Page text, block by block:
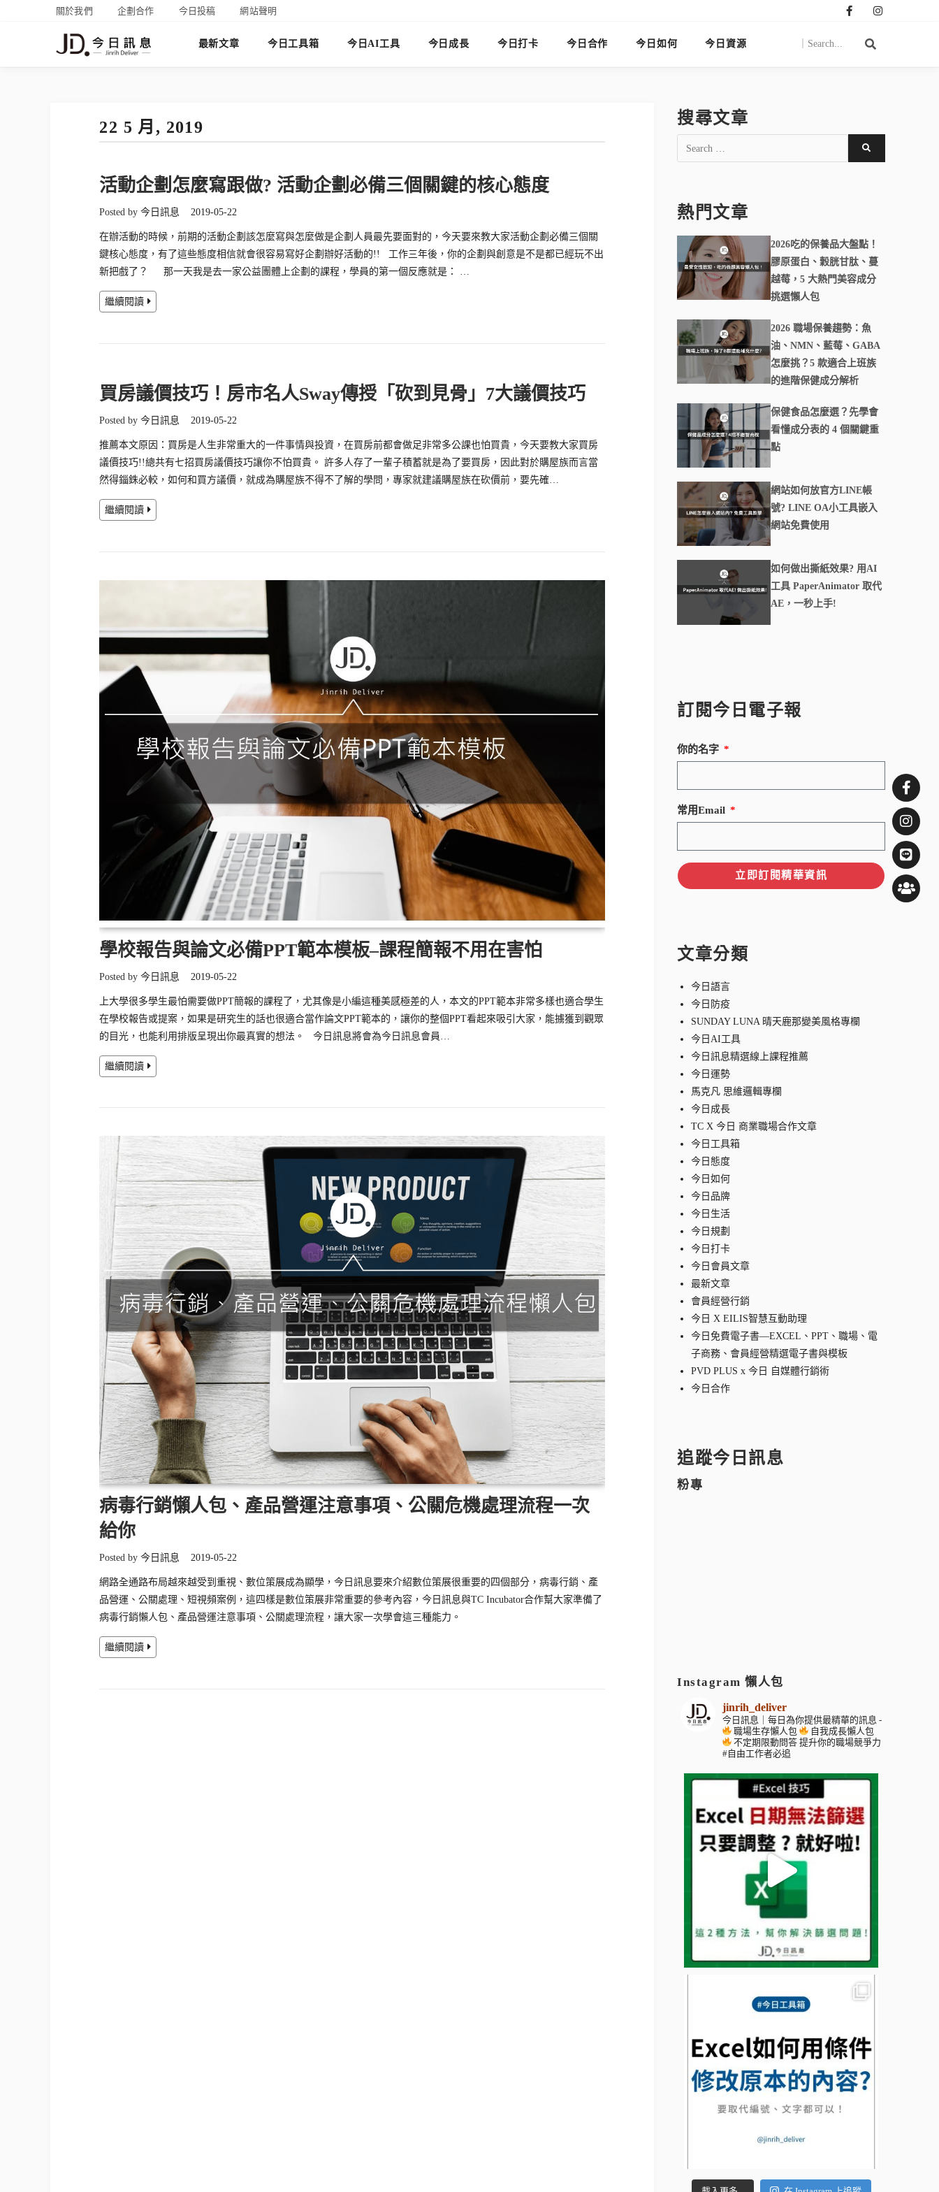
關於我們 企劃合作 今日投稿 網站聲明
最新文章 今日工具箱 今日AI工具 今日成長 今日打卡 今日合作 今日如何 今日資源
22 5 月, 2019
活動企劃怎麼寫跟做? 活動企劃必備三個關鍵的核心態度
Posted by今日訊息 2019-05-22
在辦活動的時候，前期的活動企劃該怎麼寫與怎麼做是企劃人員最先要面對的，今天要來教大家活動企劃必備三個關
鍵核心態度，有了這些態度相信就會很容易寫好企劃辦好活動的!! 工作三年後，你的企劃與創意是不是都已經玩不出
新把戲了？ 那一天我是去一家公益團體上企劃的課程，學員的第一個反應就是： …
繼續閱讀
買房議價技巧！房市名人Sway傳授「砍到見骨」7大議價技巧
Posted by今日訊息 2019-05-22
推薦本文原因：買房是人生非常重大的一件事情與投資，在買房前都會做足非常多公課也怕買貴，今天要教大家買房
議價技巧!!總共有七招買房議價技巧讓你不怕買貴。 許多人存了一輩子積蓄就是為了要買房，因此對於購屋族而言當
然得錙銖必較，如何和買方議價，就成為購屋族不得不了解的學問，專家就建議購屋族在砍價前，要先確…
繼續閱讀
學校報告與論文必備PPT範本模板–課程簡報不用在害怕
Posted by今日訊息 2019-05-22
上大學很多學生最怕需要做PPT簡報的課程了，尤其像是小編這種美感極差的人，本文的PPT範本非常多樣也適合學生
在學校報告或提案，如果是研究生的話也很適合當作論文PPT範本的，讓你的整個PPT看起來吸引大家，能擄獲到觀眾
的目光，也能利用排版呈現出你最真實的想法。 今日訊息將會為今日訊息會員…
繼續閱讀
病毒行銷懶人包、產品營運注意事項、公關危機處理流程一次
給你
Posted by今日訊息 2019-05-22
網路全通路布局越來越受到重視、數位策展成為顯學，今日訊息要來介紹數位策展很重要的四個部分，病毒行銷、產
品營運、公關處理、短視頻案例，這四樣是數位策展非常重要的參考內容，今日訊息與TC Incubator合作幫大家準備了
病毒行銷懶人包、產品營運注意事項、公關處理流程，讓大家一次學會這三種能力。
繼續閱讀
搜尋文章
熱門文章
2026吃的保養品大盤點！
膠原蛋白、穀胱甘肽、蔓
越莓，5 大熱門美容成分
挑選懶人包
2026 職場保養趨勢：魚
油、NMN、藍莓、GABA
怎麼挑？5 款適合上班族
的進階保健成分解析
保健食品怎麼選？先學會
看懂成分表的 4 個關鍵重
點
網站如何放官方LINE帳
號? LINE OA小工具嵌入
網站免費使用
如何做出撕紙效果? 用AI
工具 PaperAnimator 取代
AE，一秒上手!
訂閱今日電子報
你的名字
常用Email
立即訂閱精華資訊
文章分類
今日語言
今日防疫
SUNDAY LUNA 晴天鹿那變美風格專欄
今日AI工具
今日訊息精選線上課程推薦
今日運勢
馬克凡 思維邏輯專欄
今日成長
TC X 今日 商業職場合作文章
今日工具箱
今日態度
今日如何
今日品牌
今日生活
今日規劃
今日打卡
今日會員文章
最新文章
會員經營行銷
今日 X EILIS智慧互動助理
今日免費電子書—EXCEL、PPT、職場、電
子商務、會員經營精選電子書與模板
PVD PLUS x 今日 自媒體行銷術
今日合作
追蹤今日訊息
粉專
Instagram 懶人包
jinrih_deliver
今日訊息｜每日為你提供最精華的訊息 -
職場生存懶人包
自我成長懶人包
不定期限動問答 提升你的職場競爭力
#自由工作者必追